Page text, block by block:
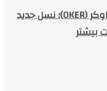
معرفی کرکره فولادی اوکر (OKER)؛ نسل جدید
بیشتر